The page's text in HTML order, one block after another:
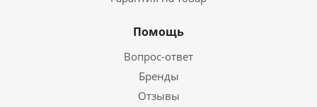
Помощь
Вопрос-ответ
Бренды
Отзывы